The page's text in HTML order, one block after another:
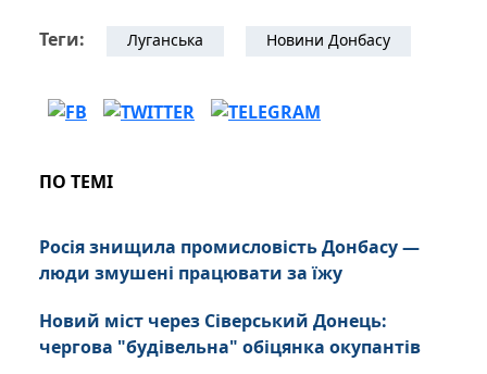
Теги: Луганська Новини Донбасу
ПО ТЕМІ
Росія знищила промисловість Донбасу —
люди змушені працювати за їжу
Новий міст через Сіверський Донець:
чергова "будівельна" обіцянка окупантів